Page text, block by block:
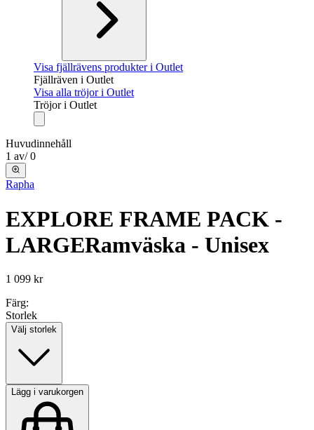
Visa fjällrävens produkter i Outlet
Fjällräven i Outlet
Visa alla tröjor i Outlet
Tröjor i Outlet
Huvudinnehåll
1 av/ 0
Rapha
EXPLORE FRAME PACK -
LARGERamväska - Unisex
1 099 kr
Färg:
Storlek
Välj storlek
Lägg i varukorgen